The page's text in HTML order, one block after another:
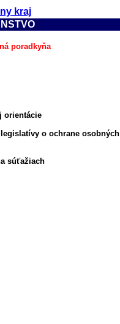
kraj
poradkyňa
orientácie
o ochrane
súťažiach